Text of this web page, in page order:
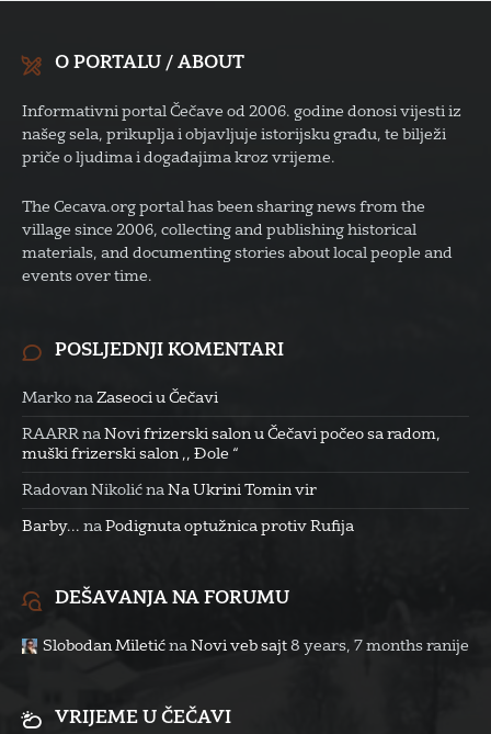
O PORTALU / ABOUT
Informativni portal Čečave od 2006. godine donosi vijesti iz
našeg sela, prikuplja i objavljuje istorijsku građu, te bilježi
priče o ljudima i događajima kroz vrijeme.
The Cecava.org portal has been sharing news from the
village since 2006, collecting and publishing historical
materials, and documenting stories about local people and
events over time.
POSLJEDNJI KOMENTARI
Marko na Zaseoci u Čečavi
RAARR na Novi frizerski salon u Čečavi počeo sa radom,
muški frizerski salon ,, Đole “
Radovan Nikolić na Na Ukrini Tomin vir
Barby... na Podignuta optužnica protiv Rufija
DEŠAVANJA NA FORUMU
Slobodan Miletić na Novi veb sajt 8 years, 7 months ranije
VRIJEME U ČEČAVI